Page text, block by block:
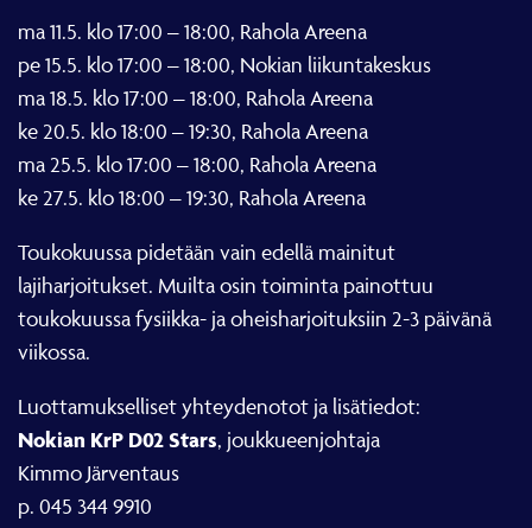
ma 11.5. klo 17:00 – 18:00, Rahola Areena
pe 15.5. klo 17:00 – 18:00, Nokian liikuntakeskus
ma 18.5. klo 17:00 – 18:00, Rahola Areena
ke 20.5. klo 18:00 – 19:30, Rahola Areena
ma 25.5. klo 17:00 – 18:00, Rahola Areena
ke 27.5. klo 18:00 – 19:30, Rahola Areena
Toukokuussa pidetään vain edellä mainitut
lajiharjoitukset. Muilta osin toiminta painottuu
toukokuussa fysiikka- ja oheisharjoituksiin 2-3 päivänä
viikossa.
Luottamukselliset yhteydenotot ja lisätiedot:
Nokian KrP D02 Stars, joukkueenjohtaja
Kimmo Järventaus
p. 045 344 9910